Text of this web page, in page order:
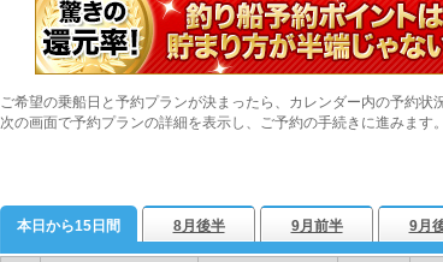
ご希望の乗船日と予約プランが決まったら、カレンダー内の予約状
次の画面で予約プランの詳細を表示し、ご予約の手続きに進みます。
本日から15日間
8月後半 9月前半 9月